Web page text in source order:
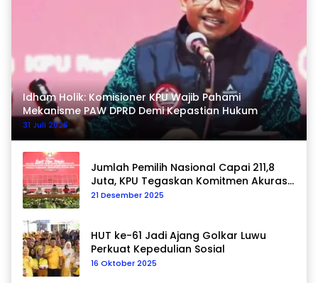
Idham Holik: Komisioner KPU Wajib Pahami
Mekanisme PAW DPRD Demi Kepastian Hukum
31 Juli 2026
Jumlah Pemilih Nasional Capai 211,8
Juta, KPU Tegaskan Komitmen Akurasi
Data Berkelanjutan
21 Desember 2025
HUT ke-61 Jadi Ajang Golkar Luwu
Perkuat Kepedulian Sosial
16 Oktober 2025